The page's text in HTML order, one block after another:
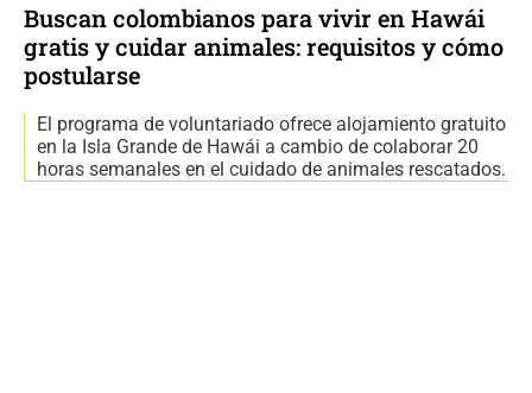
Buscan colombianos para vivir en Hawái
gratis y cuidar animales: requisitos y cómo
postularse
El programa de voluntariado ofrece alojamiento gratuito
en la Isla Grande de Hawái a cambio de colaborar 20
horas semanales en el cuidado de animales rescatados.